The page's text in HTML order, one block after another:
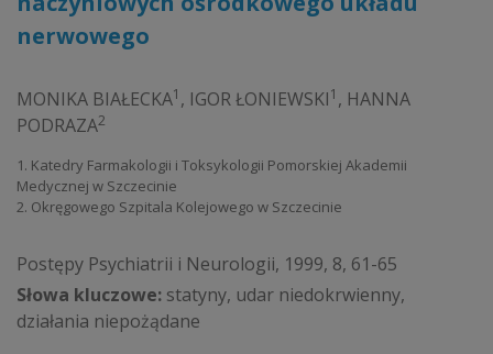
nerwowego
MONIKA BIAŁECKA1 , IGOR ŁONIEWSKI1 , HANNA
PODRAZA2
1. Katedry Farmakologii i Toksykologii Pomorskiej Akademii
Medycznej w Szczecinie
2. Okręgowego Szpitala Kolejowego w Szczecinie
Postępy Psychiatrii i Neurologii, 1999, 8, 61-65
Słowa kluczowe: statyny, udar niedokrwienny,
działania niepożądane